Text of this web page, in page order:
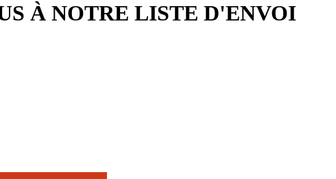
À NOTRE LISTE D'ENVOI